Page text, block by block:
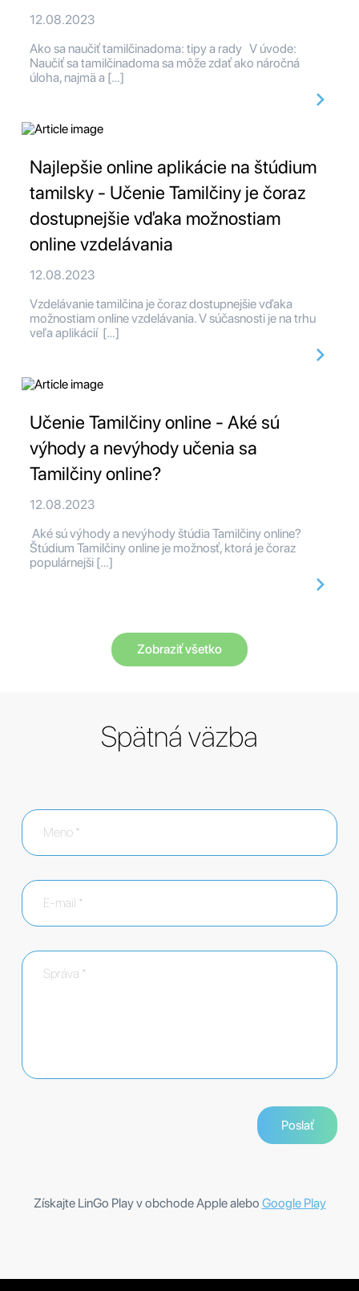
12.08.2023
Ako sa naučiť tamilčinadoma: tipy a rady V úvode:
Naučiť sa tamilčinadoma sa môže zdať ako náročná
úloha, najmä a […]
Najlepšie online aplikácie na štúdium
tamilsky - Učenie Tamilčiny je čoraz
dostupnejšie vďaka možnostiam
online vzdelávania
12.08.2023
Vzdelávanie tamilčina je čoraz dostupnejšie vďaka
možnostiam online vzdelávania. V súčasnosti je na trhu
veľa aplikácií […]
Učenie Tamilčiny online - Aké sú
výhody a nevýhody učenia sa
Tamilčiny online?
12.08.2023
Aké sú výhody a nevýhody štúdia Tamilčiny online?
Štúdium Tamilčiny online je možnosť, ktorá je čoraz
populárnejši […]
Zobraziť všetko
Spätná väzba
Získajte LinGo Play v obchode Apple alebo Google Play